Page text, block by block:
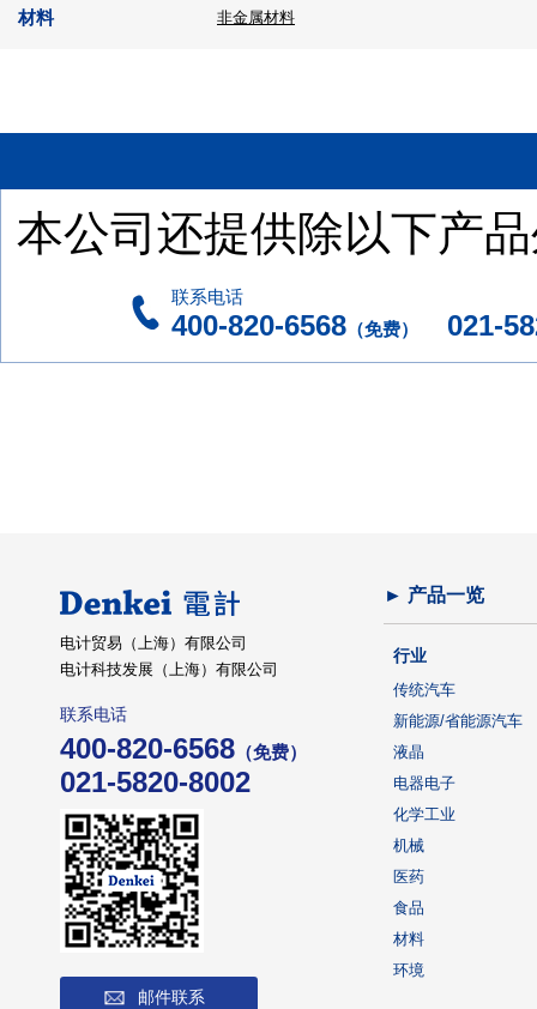
材料 非金属材料
本公司还提供除以下产
联系电话
400-820-6568 （免费） 021-
电计贸易（上海）有限公司
电计科技发展（上海）有限公司
联系电话
400-820-6568 （免费）
021-5820-8002
邮件联系
► 产品一览
行业
传统汽车
新能源/省能源汽车
液晶
电器电子
化学工业
机械
医药
食品
材料
环境